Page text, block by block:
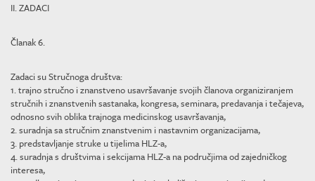
II. ZADACI
Članak 6.
Zadaci su Stručnoga društva:
1. trajno stručno i znanstveno usavršavanje svojih članova organiziranjem
stručnih i znanstvenih sastanaka, kongresa, seminara, predavanja i tečajeva,
odnosno svih oblika trajnoga medicinskog usavršavanja,
2. suradnja sa stručnim znanstvenim i nastavnim organizacijama,
3. predstavljanje struke u tijelima HLZ-a,
4. suradnja s društvima i sekcijama HLZ-a na područjima od zajedničkog
interesa,